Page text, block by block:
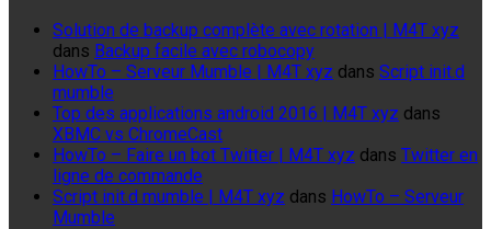
Solution de backup complète avec rotation | M4T xyz
dans Backup facile avec robocopy
HowTo – Serveur Mumble | M4T xyz dans Script init.d
mumble
Top des applications android 2016 | M4T xyz dans
XBMC vs ChromeCast
HowTo – Faire un bot Twitter | M4T xyz dans Twitter en
ligne de commande
Script init.d mumble | M4T xyz dans HowTo – Serveur
Mumble